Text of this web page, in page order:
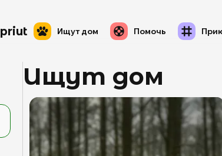
priut Ищут дом Помочь
Ищут дом